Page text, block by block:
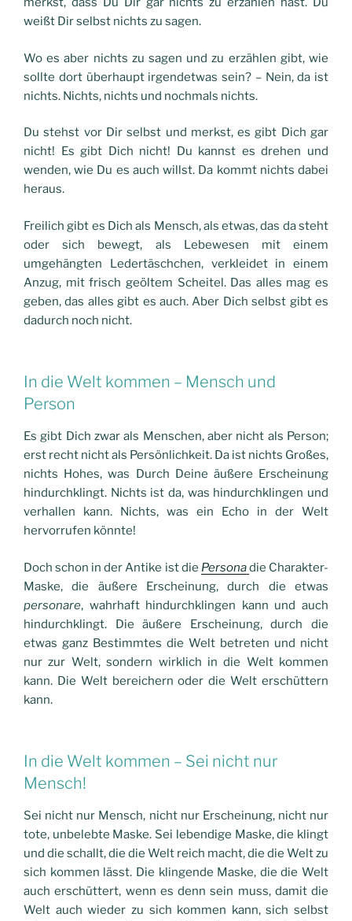
weißt Dir selbst nichts zu sagen.
Wo es aber nichts zu sagen und zu erzählen gibt, wie
sollte dort überhaupt irgendetwas sein? – Nein, da ist
nichts. Nichts, nichts und nochmals nichts.
Du stehst vor Dir selbst und merkst, es gibt Dich gar
nicht! Es gibt Dich nicht! Du kannst es drehen und
wenden, wie Du es auch willst. Da kommt nichts dabei
heraus.
Freilich gibt es Dich als Mensch, als etwas, das da steht
oder sich bewegt, als Lebewesen mit einem
umgehängten Ledertäschchen, verkleidet in einem
Anzug, mit frisch geöltem Scheitel. Das alles mag es
geben, das alles gibt es auch. Aber Dich selbst gibt es
dadurch noch nicht.
In die Welt kommen – Mensch und
Person
Es gibt Dich zwar als Menschen, aber nicht als Person;
erst recht nicht als Persönlichkeit. Da ist nichts Großes,
nichts Hohes, was Durch Deine äußere Erscheinung
hindurchklingt. Nichts ist da, was hindurchklingen und
verhallen kann. Nichts, was ein Echo in der Welt
hervorrufen könnte!
Doch schon in der Antike ist die Personadie Charakter-
Maske, die äußere Erscheinung, durch die etwas
personare, wahrhaft hindurchklingen kann und auch
hindurchklingt. Die äußere Erscheinung, durch die
etwas ganz Bestimmtes die Welt betreten und nicht
nur zur Welt, sondern wirklich in die Welt kommen
kann. Die Welt bereichern oder die Welt erschüttern
kann.
In die Welt kommen – Sei nicht nur
Mensch!
Sei nicht nur Mensch, nicht nur Erscheinung, nicht nur
tote, unbelebte Maske. Sei lebendige Maske, die klingt
und die schallt, die die Welt reich macht, die die Welt zu
sich kommen lässt. Die klingende Maske, die die Welt
auch erschüttert, wenn es denn sein muss, damit die
Welt auch wieder zu sich kommen kann, sich selbst